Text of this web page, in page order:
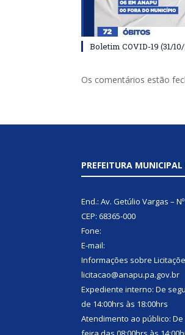
Boletim COVID-19 (31/
Os comentários estão
PREFEITURA
End.: Av. Getúlio Vargas –
CEP: 68365-000
Fone:
E-mail:
Informações sobre
licitacao@anapu.pa.gov.br
Expediente interno: De
de 14:00hrs às 18:00hrs
Atendimento ao público: